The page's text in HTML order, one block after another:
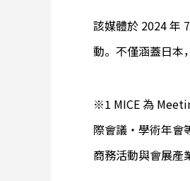
該媒體於 2024 年
動。不僅涵蓋日本
※1 MICE 為
際會議・學術年會
商務活動與會展產